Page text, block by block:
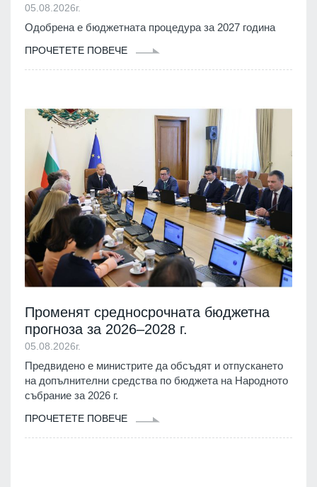
05.08.2026г.
Одобрена е бюджетната процедура за 2027 година
ПРОЧЕТЕТЕ ПОВЕЧЕ
Променят средносрочната бюджетна
прогноза за 2026–2028 г.
05.08.2026г.
Предвидено е министрите да обсъдят и отпускането
на допълнителни средства по бюджета на Народното
събрание за 2026 г.
ПРОЧЕТЕТЕ ПОВЕЧЕ